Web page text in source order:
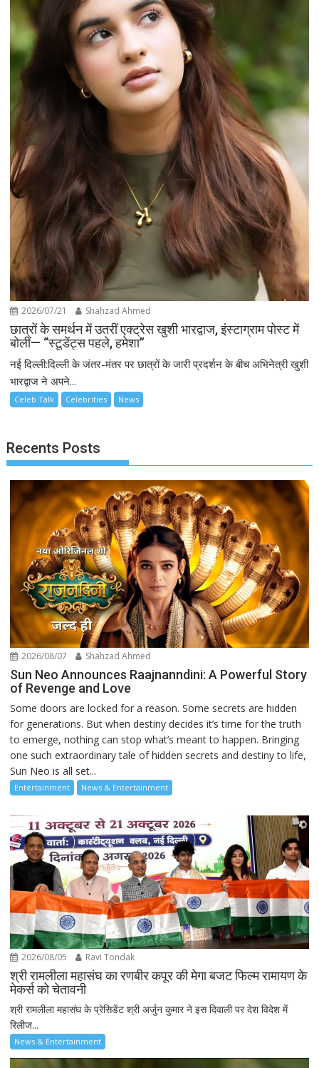
2026/07/21 Shahzad Ahmed
छात्रों के समर्थन में उतरीं एक्ट्रेस खुशी भारद्वाज, इंस्टाग्राम पोस्ट में
बोलीं— “स्टूडेंट्स पहले, हमेशा”
नई दिल्ली:दिल्ली के जंतर-मंतर पर छात्रों के जारी प्रदर्शन के बीच अभिनेत्री खुशी
भारद्वाज ने अपने...
Celeb Talk Celebrities News
Recents Posts
2026/08/07 Shahzad Ahmed
Sun Neo Announces Raajnanndini: A Powerful Story
of Revenge and Love
Some doors are locked for a reason. Some secrets are hidden
for generations. But when destiny decides it’s time for the truth
to emerge, nothing can stop what’s meant to happen. Bringing
one such extraordinary tale of hidden secrets and destiny to life,
Sun Neo is all set...
Entertainment News & Entertainment
2026/08/05 Ravi Tondak
श्री रामलीला महासंघ का रणबीर कपूर की मेगा बजट फिल्म रामायण के
मेकर्स को चेतावनी
श्री रामलीला महासंघ के प्रेसिडेंट श्री अर्जुन कुमार ने इस दिवाली पर देश विदेश में
रिलीज...
News & Entertainment